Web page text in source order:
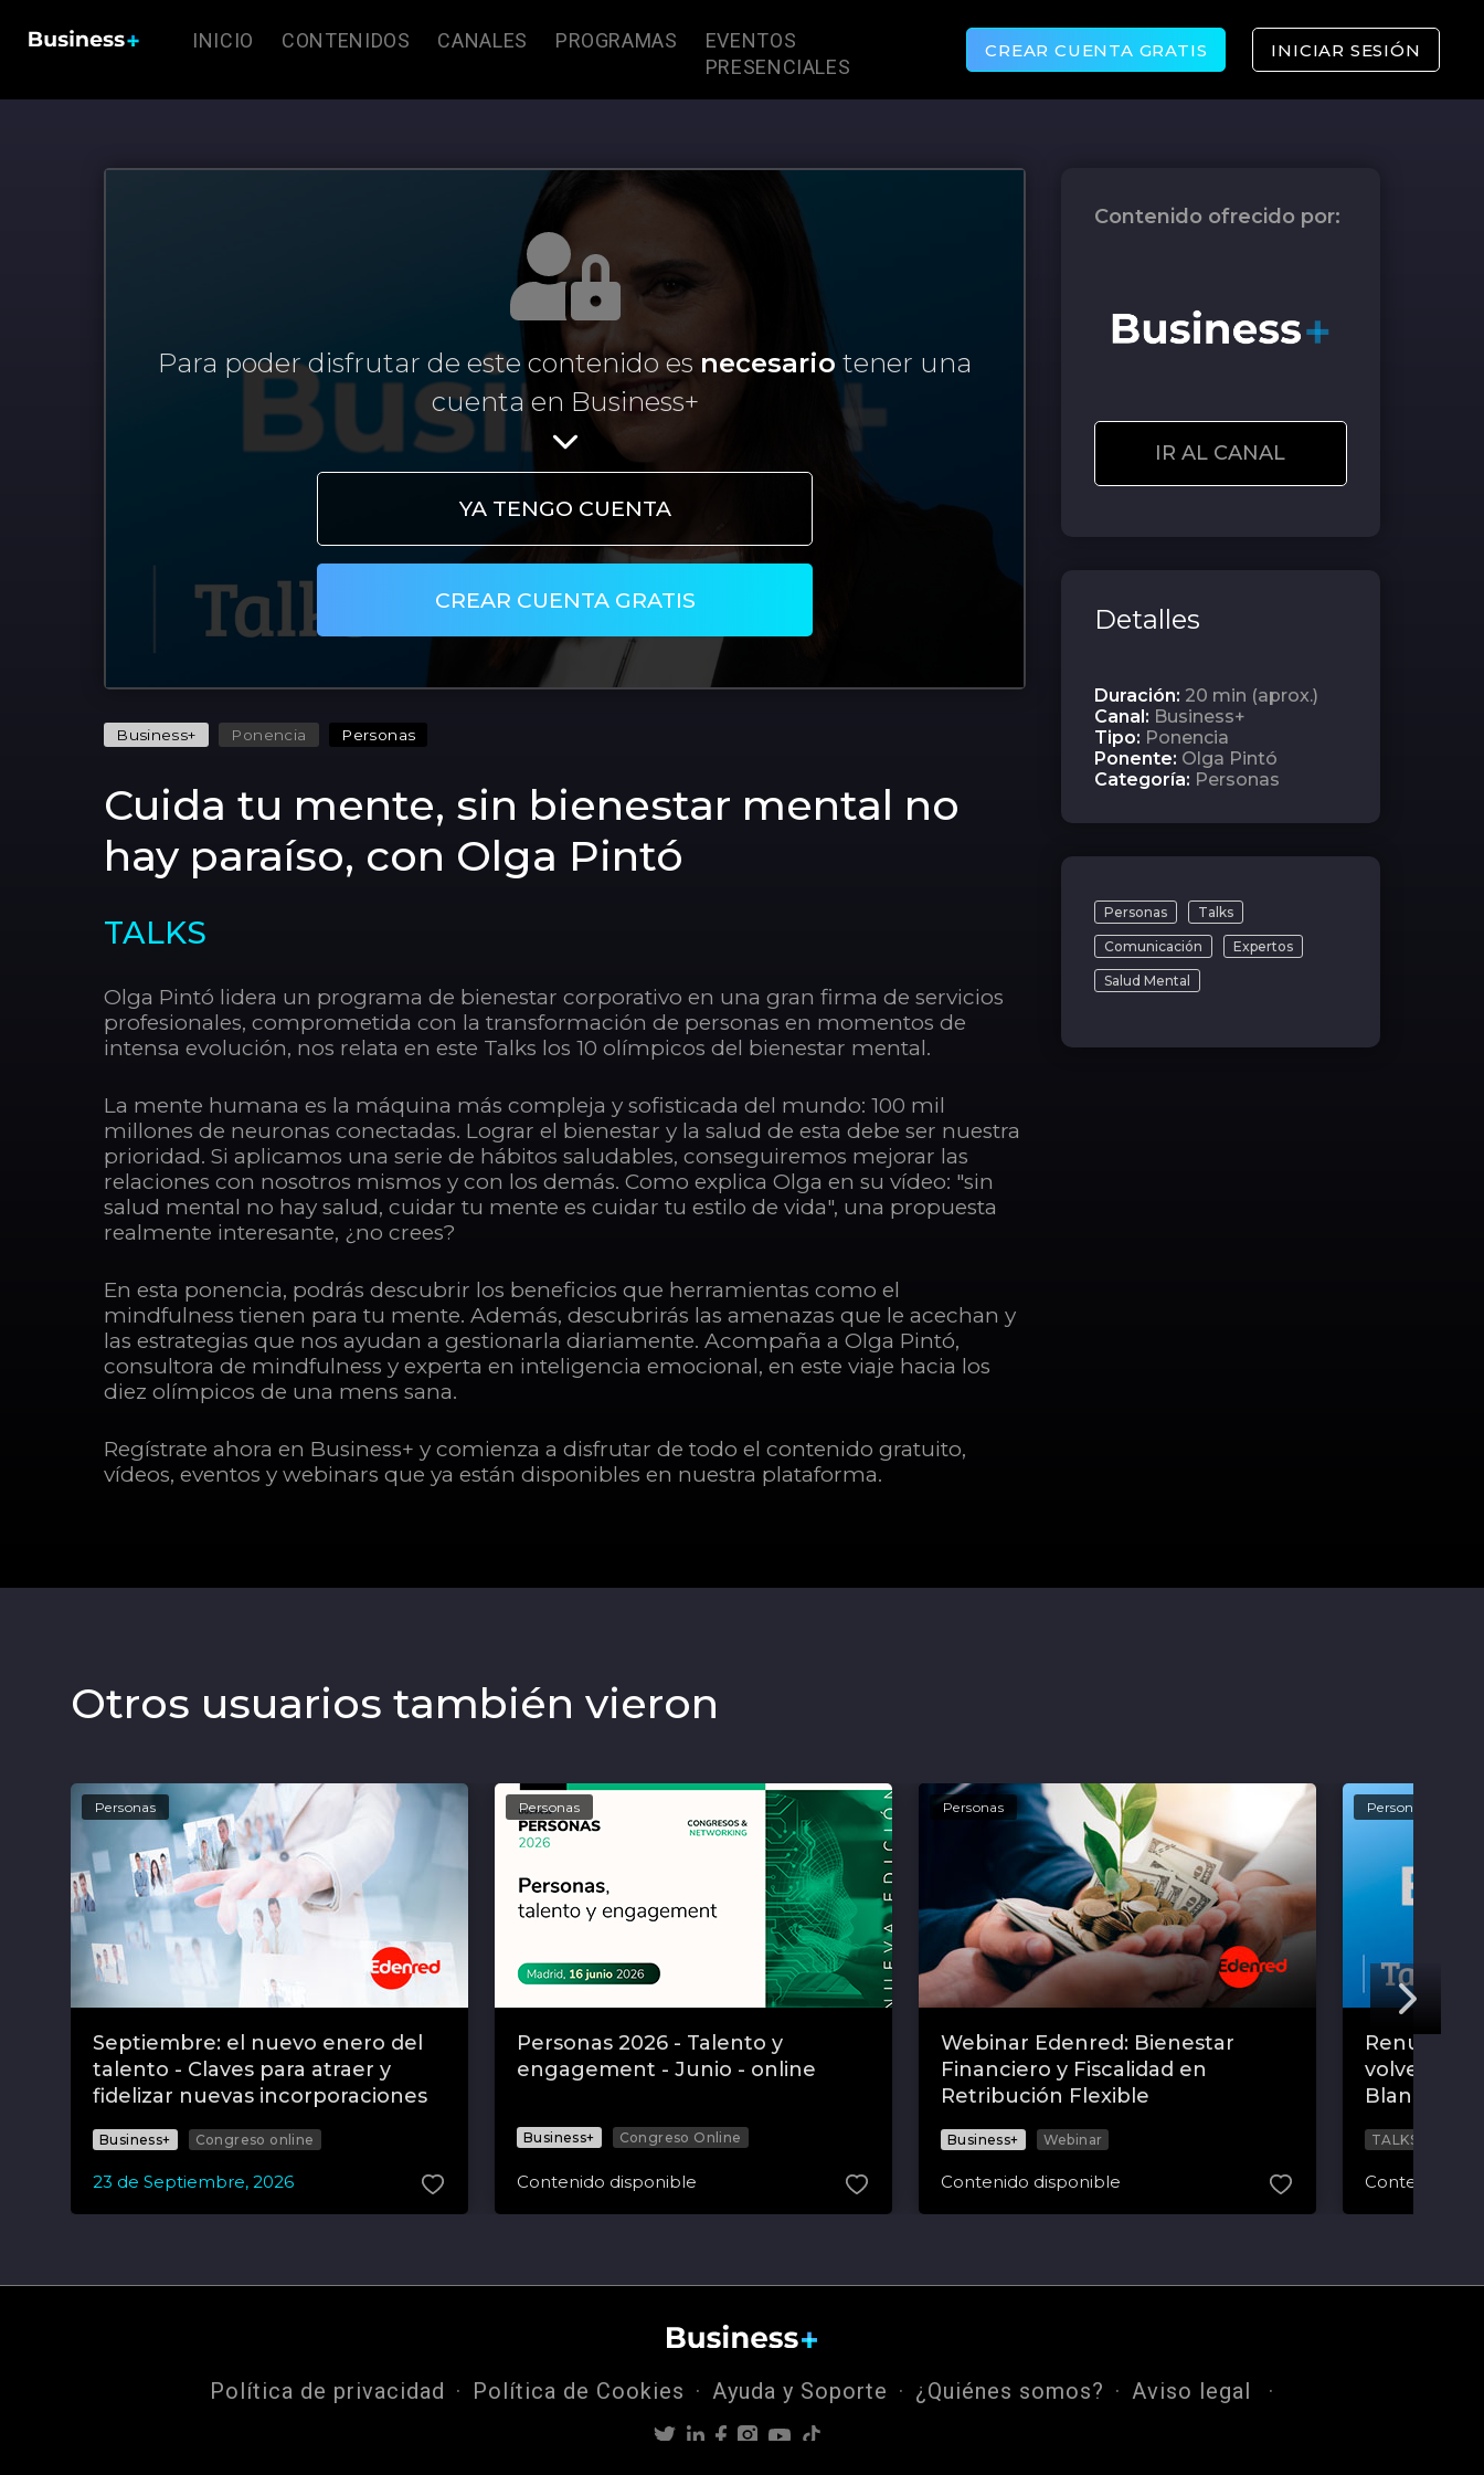
INICIO CONTENIDOS CANALES PROGRAMAS
EVENTOS
PRESENCIALES
CREAR CUENTA GRATIS INICIAR SESIÓN
Para poder disfrutar de este contenido es necesario tener una
cuenta en Business+
YA TENGO CUENTA
CREAR CUENTA GRATIS
Business+ Ponencia Personas
Cuida tu mente, sin bienestar mental no
hay paraíso, con Olga Pintó
TALKS
Olga Pintó lidera un programa de bienestar corporativo en una gran firma de servicios
profesionales, comprometida con la transformación de personas en momentos de
intensa evolución, nos relata en este Talks los 10 olímpicos del bienestar mental.
La mente humana es la máquina más compleja y sofisticada del mundo: 100 mil
millones de neuronas conectadas. Lograr el bienestar y la salud de esta debe ser nuestra
prioridad. Si aplicamos una serie de hábitos saludables, conseguiremos mejorar las
relaciones con nosotros mismos y con los demás. Como explica Olga en su vídeo: "sin
salud mental no hay salud, cuidar tu mente es cuidar tu estilo de vida", una propuesta
realmente interesante, ¿no crees?
En esta ponencia, podrás descubrir los beneficios que herramientas como el
mindfulness tienen para tu mente. Además, descubrirás las amenazas que le acechan y
las estrategias que nos ayudan a gestionarla diariamente. Acompaña a Olga Pintó,
consultora de mindfulness y experta en inteligencia emocional, en este viaje hacia los
diez olímpicos de una mens sana.
Regístrate ahora en Business+ y comienza a disfrutar de todo el contenido gratuito,
vídeos, eventos y webinars que ya están disponibles en nuestra plataforma.
Contenido ofrecido por:
IR AL CANAL
Detalles
Duración: 20 min (aprox.)
Canal: Business+
Tipo: Ponencia
Ponente: Olga Pintó
Categoría: Personas
Personas Talks
Comunicación Expertos
Salud Mental
Otros usuarios también vieron
Personas
Septiembre: el nuevo enero del
talento - Claves para atraer y
fidelizar nuevas incorporaciones
Business+ Congreso online
23 de Septiembre, 2026
Personas
Personas 2026 - Talento y
engagement - Junio - online
Business+ Congreso Online
Contenido disponible
Personas
Webinar Edenred: Bienestar
Financiero y Fiscalidad en
Retribución Flexible
Business+ Webinar
Contenido disponible
Personas
Renueva
volver a
Blanca
TALKS
Contenido
Política de privacidad Política de Cookies Ayuda y Soporte ¿Quiénes somos? Aviso legal